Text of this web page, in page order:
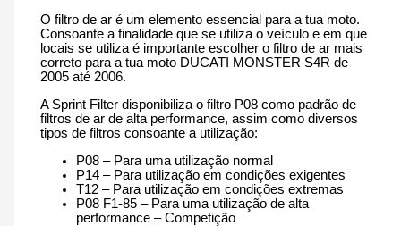
O filtro de ar é um elemento essencial para a tua moto.
Consoante a finalidade que se utiliza o veículo e em que
locais se utiliza é importante escolher o filtro de ar mais
correto para a tua moto DUCATI MONSTER S4R de
2005 até 2006.
A Sprint Filter disponibiliza o filtro P08 como padrão de
filtros de ar de alta performance, assim como diversos
tipos de filtros consoante a utilização:
P08 – Para uma utilização normal
P14 – Para utilização em condições exigentes
T12 – Para utilização em condições extremas
P08 F1-85 – Para uma utilização de alta
performance – Competição